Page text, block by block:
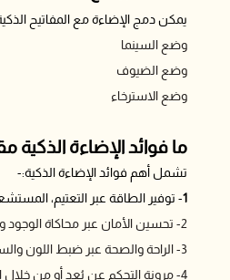
يمكن دمج الإضاءة مع المفاتيح
وضع السينما
وضع الضيوف
وضع الاسترخاء
ما فوائد الإضاءة الذكية
تشمل أهم فوائد الإضاءة الذكية:-
1- توفير الطاقة عبر التعتيم،
2- تحسين الأمان عبر محاكاة الوجود وتشغيل الضوء عند اكتشاف حركة
3- الراحة والصحة عبر ضبط اللون والسطوع حسب النشاط
4- مرونة التحكم عن بُعد أو من خلال الأوامر الصوتية